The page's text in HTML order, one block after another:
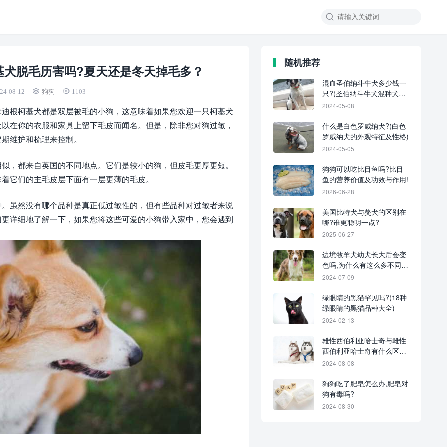
脱毛历害吗?夏天还是冬天掉毛多？
08-12 狗狗 1103
根柯基犬都是双层被毛的小狗，这意味着如果您欢迎一只柯基犬
在你的衣服和家具上留下毛皮而闻名。但是，除非您对狗过敏，
维护和梳理来控制。
，都来自英国的不同地点。它们是较小的狗，但皮毛更厚更短。
它们的主毛皮层下面有一层更薄的毛皮。
虽然没有哪个品种是真正低过敏性的，但有些品种对过敏者来说
详细地了解一下，如果您将这些可爱的小狗带入家中，您会遇到
随机推荐
混血圣伯纳斗牛犬多少钱一
只?(圣伯纳斗牛犬混种犬的
优缺点)
2024-05-08
什么是白色罗威纳犬?(白色
罗威纳犬的外观特征及性格)
2024-05-05
狗狗可以吃比目鱼吗?比目
鱼的营养价值及功效与作用!
2026-06-28
美国比特犬与獒犬的区别在
哪?谁更聪明一点?
2025-06-27
边境牧羊犬幼犬长大后会变
色吗,为什么有这么多不同的
颜色?
2024-07-09
绿眼睛的黑猫罕见吗?(18种
绿眼睛的黑猫品种大全)
2024-02-13
雄性西伯利亚哈士奇与雌性
西伯利亚哈士奇有什么区
别?
2024-08-08
狗狗吃了肥皂怎么办,肥皂对
狗有毒吗?
2024-08-30